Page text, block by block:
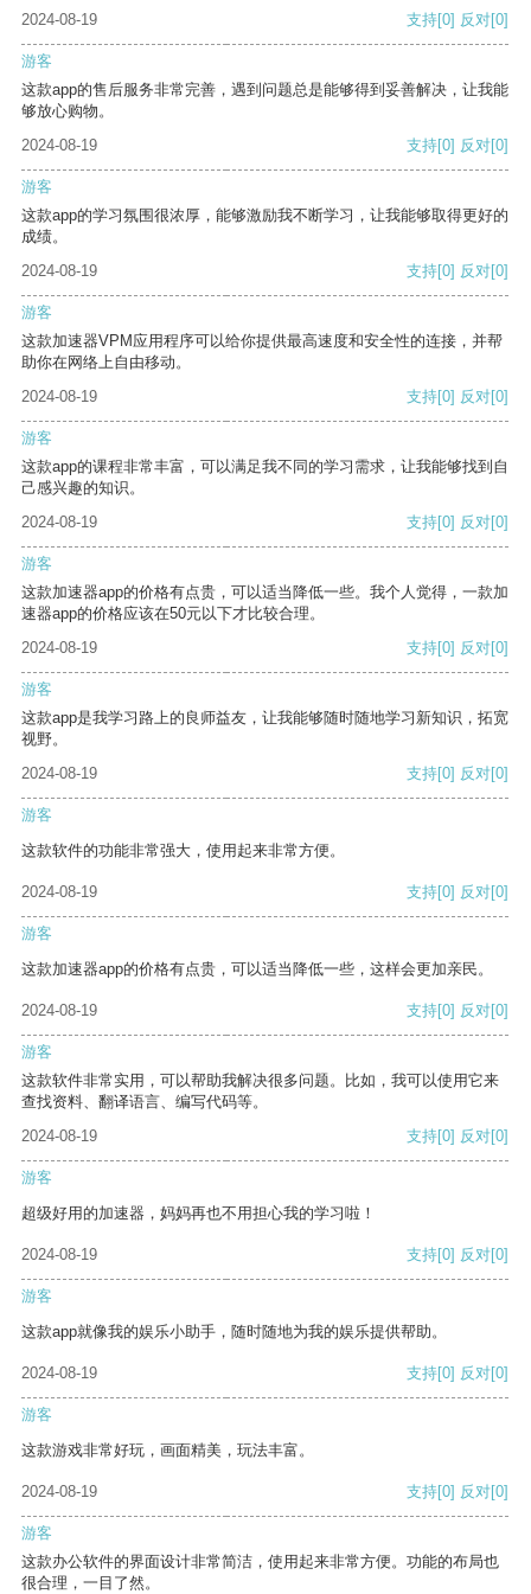
2024-08-19 支持[0] 反对[0]
游客
这款app的售后服务非常完善，遇到问题总是能够得到妥善解决，让我能
够放心购物。
2024-08-19
支持[0] 反对[0]
游客
这款app的学习氛围很浓厚，能够激励我不断学习，让我能够取得更好的
成绩。
2024-08-19
支持[0] 反对[0]
游客
这款加速器VPM应用程序可以给你提供最高速度和安全性的连接，并帮
助你在网络上自由移动。
2024-08-19
支持[0] 反对[0]
游客
这款app的课程非常丰富，可以满足我不同的学习需求，让我能够找到自
己感兴趣的知识。
2024-08-19
支持[0] 反对[0]
游客
这款加速器app的价格有点贵，可以适当降低一些。我个人觉得，一款加
速器app的价格应该在50元以下才比较合理。
2024-08-19
支持[0] 反对[0]
游客
这款app是我学习路上的良师益友，让我能够随时随地学习新知识，拓宽
视野。
2024-08-19
支持[0] 反对[0]
游客
这款软件的功能非常强大，使用起来非常方便。
2024-08-19 支持[0] 反对[0]
游客
这款加速器app的价格有点贵，可以适当降低一些，这样会更加亲民。
2024-08-19 支持[0] 反对[0]
游客
这款软件非常实用，可以帮助我解决很多问题。比如，我可以使用它来
查找资料、翻译语言、编写代码等。
2024-08-19
支持[0] 反对[0]
游客
超级好用的加速器，妈妈再也不用担心我的学习啦！
2024-08-19 支持[0] 反对[0]
游客
这款app就像我的娱乐小助手，随时随地为我的娱乐提供帮助。
2024-08-19 支持[0] 反对[0]
游客
这款游戏非常好玩，画面精美，玩法丰富。
2024-08-19 支持[0] 反对[0]
游客
这款办公软件的界面设计非常简洁，使用起来非常方便。功能的布局也
很合理，一目了然。